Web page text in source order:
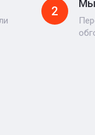
2
Мы